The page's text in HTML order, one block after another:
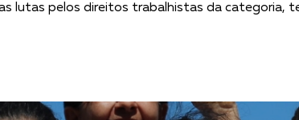
lutas pelos direitos trabalhistas da